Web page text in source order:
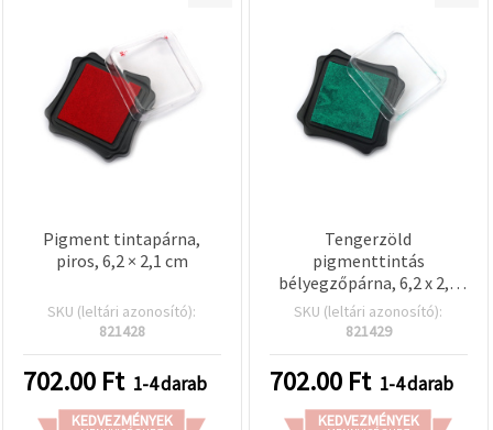
Pigment tintapárna,
piros, 6,2 × 2,1 cm
SKU (leltári azonosító):
821428
702.00 Ft 1-4 darab
KEDVEZMÉNYEK
Tengerzöld
pigmenttintás
bélyegzőpárna, 6,2 x 2,1
cm, átlátszó fedéllel
SKU (leltári azonosító):
821429
702.00 Ft 1-4 darab
KEDVEZMÉNYEK